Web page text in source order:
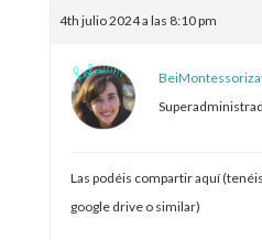
4th julio 2024 a las 8:10 pm
Las podéis compartir aquí
google drive o similar)